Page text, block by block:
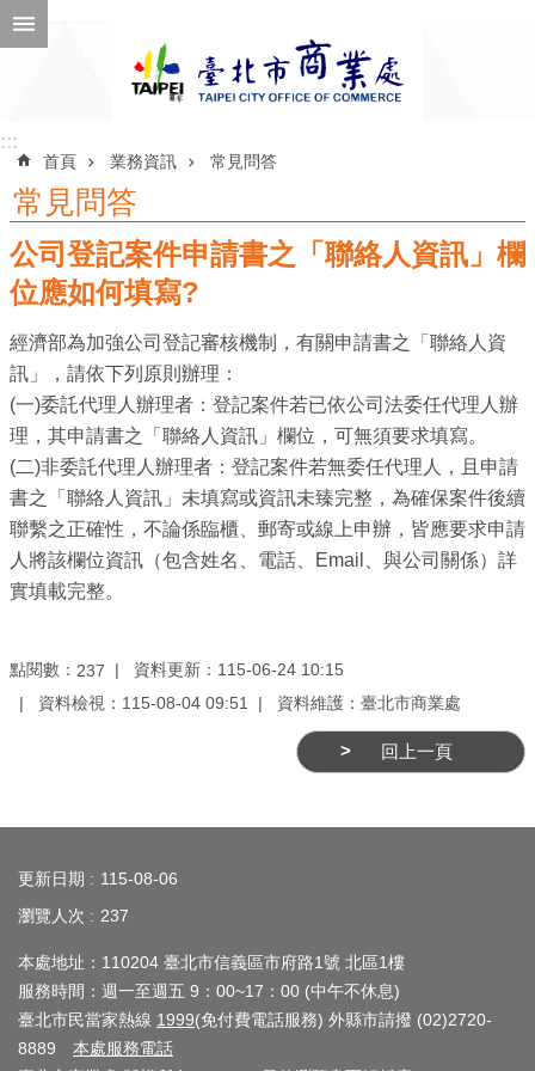
跳到主要內容區塊
公
告
息
機
關
介
紹
業
務
資
上
公
及
商
業
登
記
服
::::::
首頁 業務資訊 常見問答
常見問答
公司登記案件申請書之「聯絡人資訊」欄
位應如何填寫?
經濟部為加強公司登記審核機制，有關申請書之「聯絡人資
訊」，請依下列原則辦理：
(一)委託代理人辦理者：登記案件若已依公司法委任代理人辦
理，其申請書之「聯絡人資訊」欄位，可無須要求填寫。
(二)非委託代理人辦理者：登記案件若無委任代理人，且申請
書之「聯絡人資訊」未填寫或資訊未臻完整，為確保案件後續
聯繫之正確性，不論係臨櫃、郵寄或線上申辦，皆應要求申請
人將該欄位資訊（包含姓名、電話、Email、與公司關係）詳
實填載完整。
點閱數： 237
資料更新：115-06-24 10:15
資料檢視：115-08-04 09:51
資料維護：臺北市商業處
回上一頁
更新日期
115-08-06
瀏覽人次
237
本處地址：110204 臺北市信義區市府路1號 北區1樓
服務時間：週一至週五 9：00~17：00 (中午不休息)
臺北市民當家熱線 1999(免付費電話服務) 外縣市請撥 (02)2720-
8889 本處服務電話